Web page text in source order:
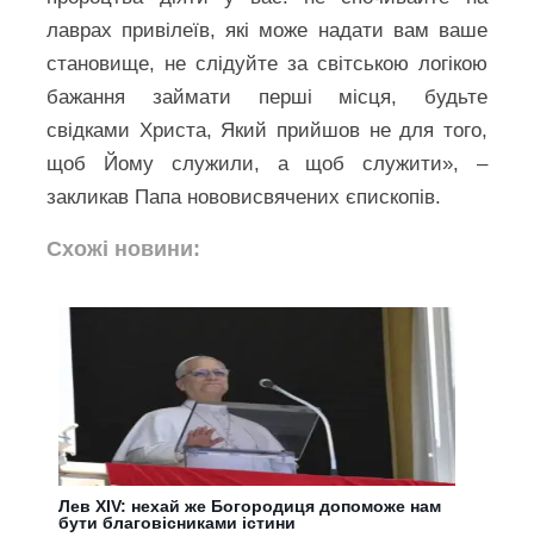
лаврах привілеїв, які може надати вам ваше
становище, не слідуйте за світською логікою
бажання займати перші місця, будьте
свідками Христа, Який прийшов не для того,
щоб Йому служили, а щоб служити», –
закликав Папа нововисвячених єпископів.
Схожі новини:
Лев XIV: нехай же Богородиця допоможе нам
бути благовісниками істини